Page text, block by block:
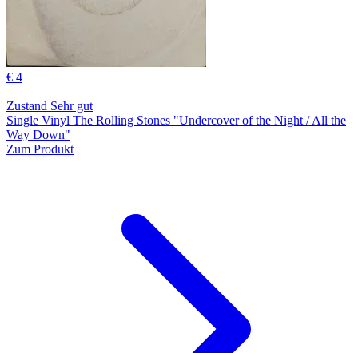
€ 4
Zustand Sehr gut
Single Vinyl The Rolling Stones "Undercover of the Night / All the
Way Down"
Zum Produkt